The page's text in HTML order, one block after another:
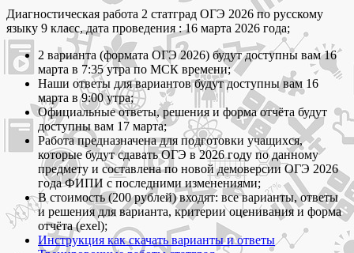
работа
2
статград
по
русскому
языку
класс
ОГЭ
2026
варианты
ответы
Диагностическая работа 2 статград ОГЭ 2026 по русскому
языку 9 класс, дата проведения : 16 марта 2026 года;
2 варианта (формата ОГЭ 2026) будут доступны вам 16
марта в 7:35 утра по МСК времени;
Наши ответы для вариантов будут доступны вам 16
марта в 9:00 утра;
Официальные ответы, решения и форма отчёта будут
доступны вам 17 марта;
Работа предназначена для подготовки учащихся,
которые будут сдавать ОГЭ в 2026 году по данному
предмету и составлена по новой демоверсии ОГЭ 2026
года ФИПИ с последними изменениями;
В стоимость (200 рублей) входят: все варианты, ответы
и решения для варианта, критерии оценивания и форма
отчёта (exel);
Инструкция как скачать варианты и ответы